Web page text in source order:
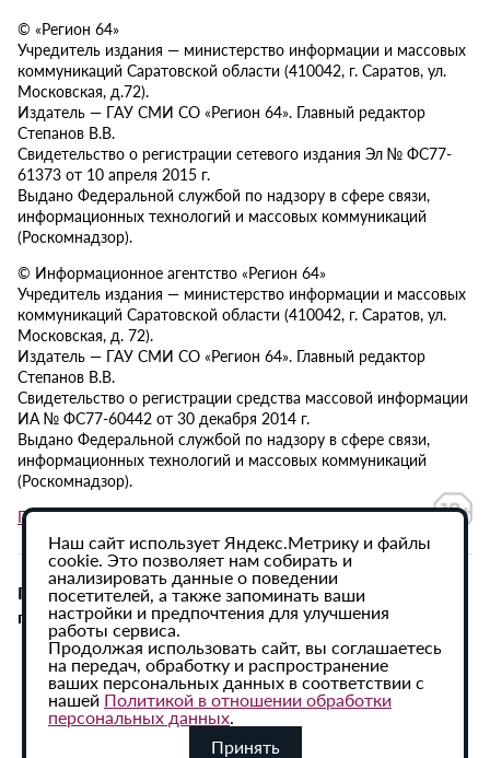
© «Регион 64»
Учредитель издания — министерство информации и массовых
коммуникаций Саратовской области (410042, г. Саратов, ул.
Московская, д.72).
Издатель — ГАУ СМИ СО «Регион 64». Главный редактор
Степанов В.В.
Свидетельство о регистрации сетевого издания Эл № ФС77-
61373 от 10 апреля 2015 г.
Выдано Федеральной службой по надзору в сфере связи,
информационных технологий и массовых коммуникаций
(Роскомнадзор).
© Информационное агентство «Регион 64»
Учредитель издания — министерство информации и массовых
коммуникаций Саратовской области (410042, г. Саратов, ул.
Московская, д. 72).
Издатель — ГАУ СМИ СО «Регион 64». Главный редактор
Степанов В.В.
Свидетельство о регистрации средства массовой информации
ИА № ФС77-60442 от 30 декабря 2014 г.
Выдано Федеральной службой по надзору в сфере связи,
информационных технологий и массовых коммуникаций
(Роскомнадзор).
Политика в отношении обработки персональных данных
При использовании материалов сайта активная
гиперссылка на ИА «Регион 64» обязательна.
Наш сайт использует Яндекс.Метрику и файлы
cookie. Это позволяет нам собирать и
анализировать данные о поведении
посетителей, а также запоминать ваши
настройки и предпочтения для улучшения
работы сервиса.
Продолжая использовать сайт, вы соглашаетесь
на передач, обработку и распространение
ваших персональных данных в соответствии с
нашей Политикой в отношении обработки
персональных данных.
Принять